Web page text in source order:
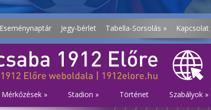
Eseménynaptár Jegy-bérlet Tabella-Sorsolás » Kapcsolat
Mérkőzések » Stadion » Történet Szabályok »